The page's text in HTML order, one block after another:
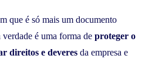
que é só mais um documento
é uma forma de proteger o
direitos e deveres da empresa e